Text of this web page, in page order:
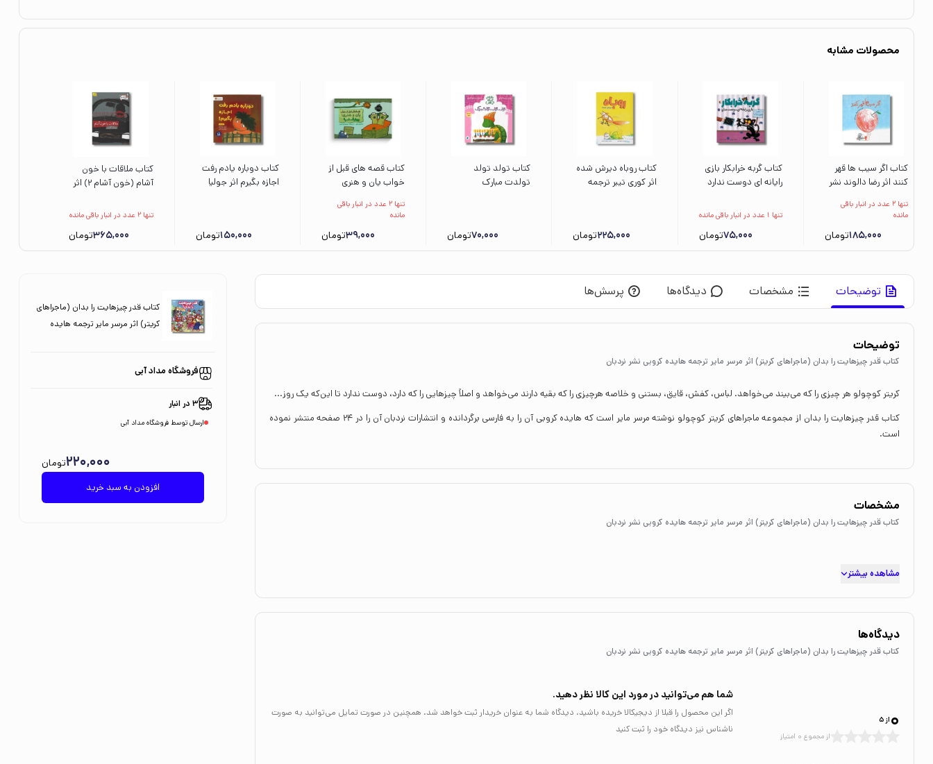
محصولات مشابه
کتاب اگر سیب ها قهر
کنند اثر رضا دالوند نشر
تنها 2 عدد در انبار باقی
مانده
185,000تومان
کتاب گربه خرابکار بازی
رایانه ای دوست ندارد
فرمهر منجزی نشر میچکا
تنها 1 عدد در انبار باقی مانده
75,000تومان
کتاب روباه دیرش شده
اثر کوری تیبر ترجمه
225,000تومان
کتاب تولد تولد
تولدت مبارک
70,000تومان
کتاب قصه های قبل از
خواب یان و هنری
راین ترجمه سیامک
تنها 2 عدد در انبار باقی
مانده
39,000تومان
کتاب دوباره یادم رفت
اجازه بگیرم اثر جولیا
150,000تومان
کتاب ملاقات با خون
آشام (خون آشام 2) اثر
تنها 2 عدد در انبار باقی مانده
365,000تومان
توضیحات مشخصات دیدگاه‌ها پرسش‌ها
توضیحات
کتاب قدر چیزهایت را بدان (ماجراهای کریتر) اثر مرسر مایر ترجمه هایده کروبی نشر نردبان
کریتر کوچولو هر چیزی را که می‌بیند می‌خواهد. لباس، کفش، قایق، بستنی و خلاصه هرچیزی را که بقیه دارند می‌خواهد و اصلاً چیزهایی را که دارد، دوست ندارد تا این‌که یک روز...
کتاب قدر چیزهایت را بدان از مجموعه ماجراهای کریتر کوچولو نوشته مرسر مایر است که هایده کروبی آن را به فارسی برگردانده و انتشارات نردبان آن را در 24 صفحه منتشر نموده
است.
مشخصات
کتاب قدر چیزهایت را بدان (ماجراهای کریتر) اثر مرسر مایر ترجمه هایده کروبی نشر نردبان
مشاهده بیشتر
دیدگاه‌ها
کتاب قدر چیزهایت را بدان (ماجراهای کریتر) اثر مرسر مایر ترجمه هایده کروبی نشر نردبان
0 از 5
از مجموع 0 امتیاز
شما هم می‌توانید در مورد این کالا نظر دهید.
اگر این محصول را قبلا از دیجیکالا خریده باشید، دیدگاه شما به عنوان خریدار ثبت خواهد شد. همچنین در صورت تمایل می‌توانید به صورت
ناشناس نیز دیدگاه خود را ثبت کنید
کتاب قدر چیزهایت را بدان (ماجراهای
کریتر) اثر مرسر مایر ترجمه هایده
فروشگاه مداد آبی
3 در انبار
ارسال توسط فروشگاه مداد آبی
افزودن به سبد خرید
220,000تومان